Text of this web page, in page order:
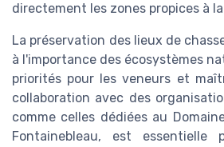
directement les zones propices à
La préservation des lieux de
à l'importance des écosystèmes
priorités pour les veneurs et
collaboration avec des
comme celles dédiées au
Fontainebleau, est essentielle